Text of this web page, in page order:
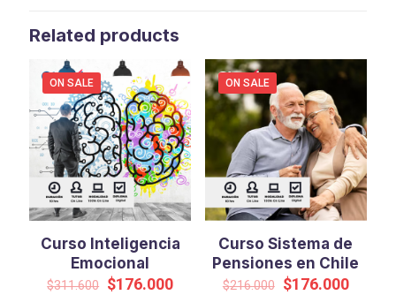
Related products
ON SALE
Curso Inteligencia
Emocional
$311.600 Original
$176.000Current
ON SALE
Curso Sistema de
Pensiones en Chile
$216.000 Original
$176.000